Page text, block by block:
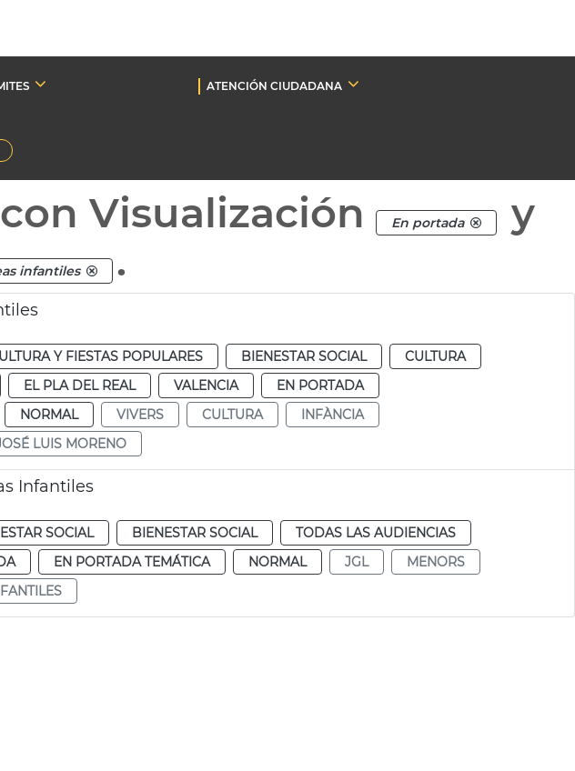
ATENCIÓN CIUDADANA
Visualización En portada
y
infantiles .
Y FIESTAS POPULARES BIENESTAR SOCIAL
CULTURA
EL PLA DEL REAL VALENCIA
EN PORTADA
NORMAL VIVERS CULTURA
INFÀNCIA
LUIS MORENO
Infantiles
SOCIAL BIENESTAR SOCIAL
TODAS LAS AUDIENCIAS
EN PORTADA TEMÁTICA NORMAL JGL
MENORS